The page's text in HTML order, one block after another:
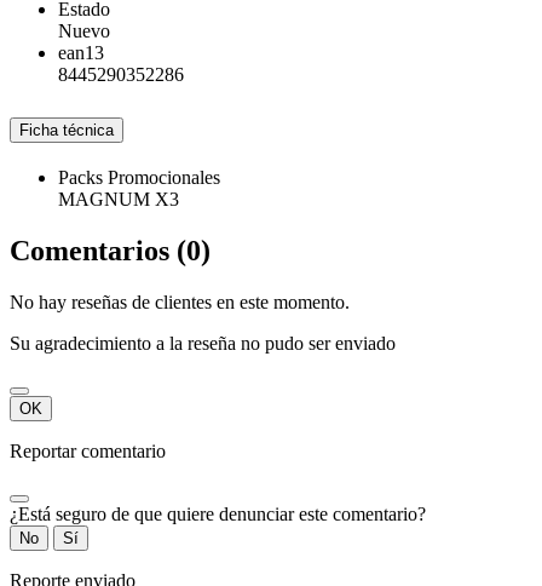
Estado
Nuevo
ean13
8445290352286
Ficha técnica
Packs Promocionales
MAGNUM X3
Comentarios (0)
No hay reseñas de clientes en este momento.
Su agradecimiento a la reseña no pudo ser enviado
OK
Reportar comentario
¿Está seguro de que quiere denunciar este comentario?
No Sí
Reporte enviado